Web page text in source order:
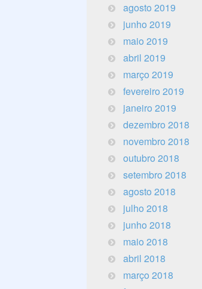
agosto 2019
junho 2019
maio 2019
abril 2019
março 2019
fevereiro 2019
janeiro 2019
dezembro 2018
novembro 2018
outubro 2018
setembro 2018
agosto 2018
julho 2018
junho 2018
maio 2018
abril 2018
março 2018